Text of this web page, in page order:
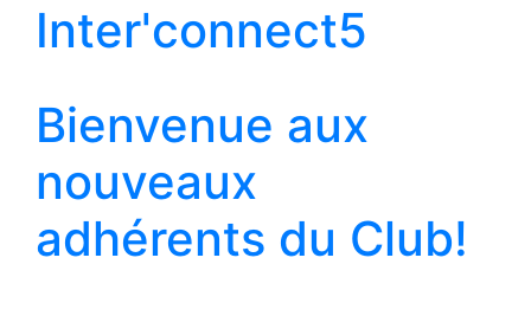
Inter'connect5
Bienvenue aux
nouveaux
adhérents du Club!